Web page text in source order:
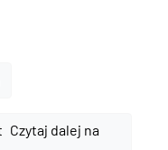
Czytaj dalej na